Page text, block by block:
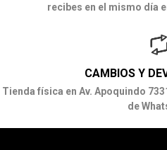
recibes en el mismo día
CAMBIOS Y
Tienda física en Av. Apoquindo
de